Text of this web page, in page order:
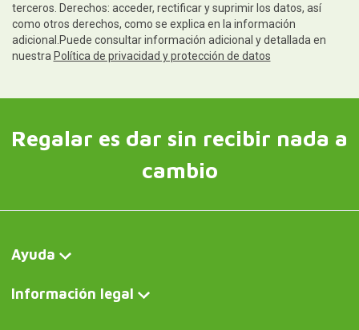
terceros. Derechos: acceder, rectificar y suprimir los datos, así
como otros derechos, como se explica en la información
adicional.Puede consultar información adicional y detallada en
nuestra Política de privacidad y protección de datos
Regalar es dar sin recibir nada a
cambio
Ayuda
Información legal